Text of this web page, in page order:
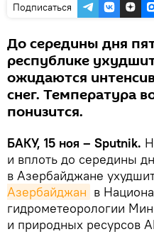
Подписаться
До середины дня
республике
ожидаются
снег. Температура
понизится.
БАКУ, 15 ноя – Sputnik.
и вплоть до середины
в Азербайджане
Азербайджан в
гидрометеорологии
и природных ресурсов